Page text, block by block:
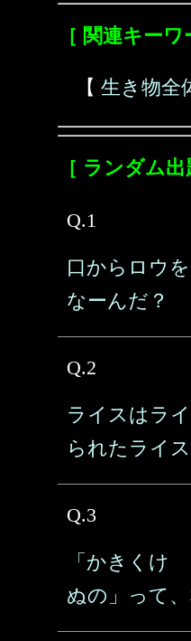
［ 関連キーワ
【 生き物全
［ ランダム出
Q.1
口からロウ
なーんだ？
Q.2
ライスはラ
られたライ
Q.3
「かきく
ぬの」って